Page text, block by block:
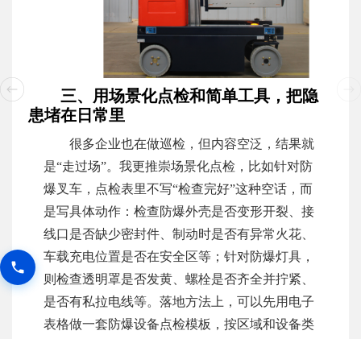
三、用场景化点检和简单工具，把隐
患堵在日常里
很多企业也在做巡检，但内容空泛，结果就
是“走过场”。我更推崇场景化点检，比如针对防
爆叉车，点检表里不写“检查完好”这种空话，而
是写具体动作：检查防爆外壳是否变形开裂、接
线口是否缺少密封件、制动时是否有异常火花、
车载充电位置是否在安全区等；针对防爆灯具，
则检查透明罩是否发黄、螺栓是否齐全并拧紧、
是否有私拉电线等。落地方法上，可以先用电子
表格做一套防爆设备点检模板，按区域和设备类